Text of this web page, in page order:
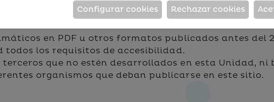
No resulta aplicable.
del ámbito de la legislación aplicable.
en PDF u otros formatos publicados antes del
los requisitos de accesibilidad.
que no estén desarrollados en esta Unidad, ni
organismos que deban publicarse en este sitio.
Rechazar cookies
Configurar cookies